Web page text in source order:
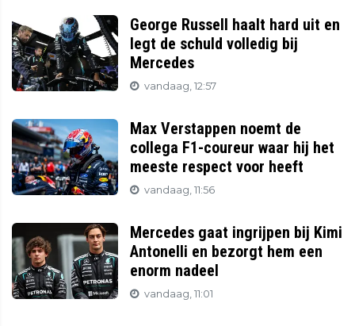
George Russell haalt hard uit en
legt de schuld volledig bij
Mercedes
vandaag, 12:57
Max Verstappen noemt de
collega F1-coureur waar hij het
meeste respect voor heeft
vandaag, 11:56
Mercedes gaat ingrijpen bij Kimi
Antonelli en bezorgt hem een
enorm nadeel
vandaag, 11:01